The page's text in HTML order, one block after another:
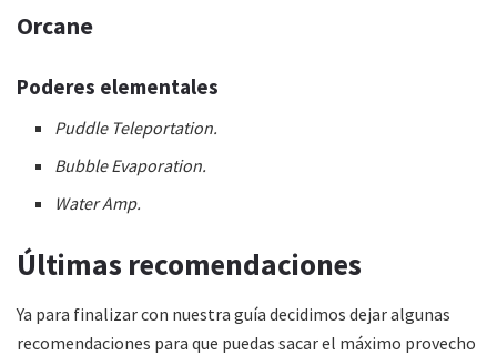
Orcane
Poderes elementales
Puddle Teleportation.
Bubble Evaporation.
Water Amp.
Últimas recomendaciones
Ya para finalizar con nuestra guía decidimos dejar algunas
recomendaciones para que puedas sacar el máximo provecho